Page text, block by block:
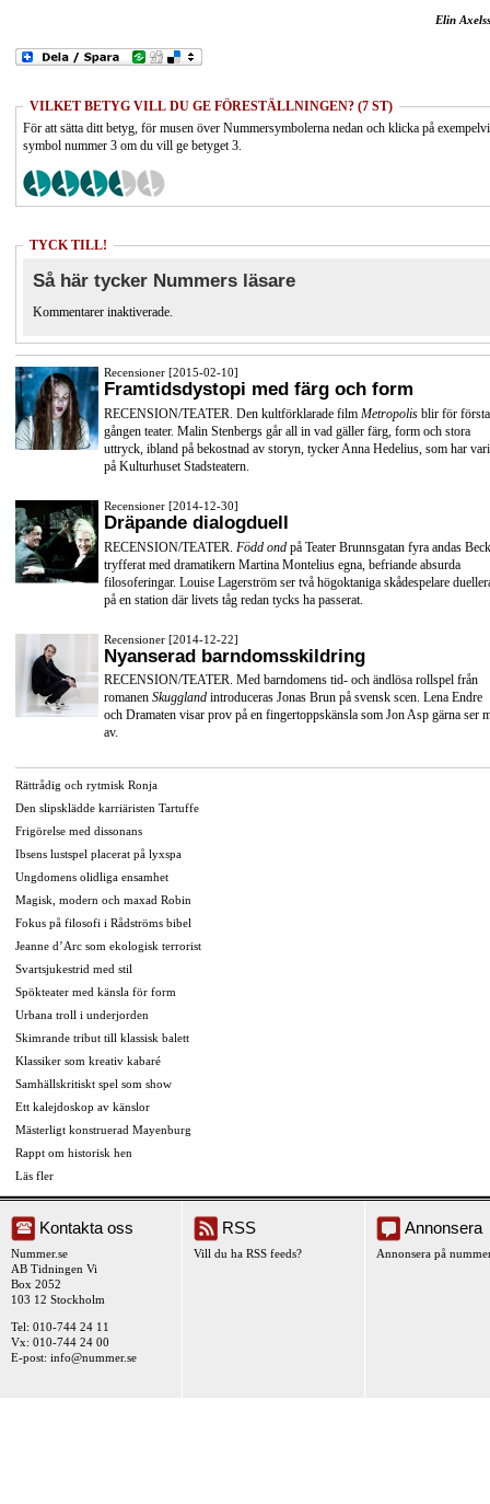
Elin
VILKET BETYG VILL DU GE FÖRESTÄLLNINGEN? (7 ST)
För att sätta ditt betyg, för musen över Nummersymbolerna nedan och klicka på
symbol nummer 3 om du vill ge betyget 3.
TYCK TILL!
Så här tycker Nummers läsare
Kommentarer inaktiverade.
Recensioner [2015-02-10]
Framtidsdystopi med färg och form
RECENSION/TEATER. Den kultförklarade film Metropolis blir för första
gången teater. Malin Stenbergs går all in vad gäller färg, form och stora
uttryck, ibland på bekostnad av storyn, tycker Anna Hedelius, som har
på Kulturhuset Stadsteatern.
Recensioner [2014-12-30]
Dräpande dialogduell
RECENSION/TEATER. Född ond på Teater Brunnsgatan fyra andas
tryfferat med dramatikern Martina Montelius egna, befriande absurda
filosoferingar. Louise Lagerström ser två högoktaniga skådespelare
på en station där livets tåg redan tycks ha passerat.
Recensioner [2014-12-22]
Nyanserad barndomsskildring
RECENSION/TEATER. Med barndomens tid- och ändlösa rollspel från
romanen Skuggland introduceras Jonas Brun på svensk scen. Lena Endre
och Dramaten visar prov på en fingertoppskänsla som Jon Asp gärna ser
av.
Rättrådig och rytmisk Ronja
Den slipsklädde karriäristen Tartuffe
Frigörelse med dissonans
Ibsens lustspel placerat på lyxspa
Ungdomens olidliga ensamhet
Magisk, modern och maxad Robin
Fokus på filosofi i Rådströms bibel
Jeanne d’Arc som ekologisk terrorist
Svartsjukestrid med stil
Spökteater med känsla för form
Urbana troll i underjorden
Skimrande tribut till klassisk balett
Klassiker som kreativ kabaré
Samhällskritiskt spel som show
Ett kalejdoskop av känslor
Mästerligt konstruerad Mayenburg
Rappt om historisk hen
Läs fler
Kontakta oss
Nummer.se
AB Tidningen Vi
Box 2052
103 12 Stockholm
Tel: 010-744 24 11
Vx: 010-744 24 00
E-post: info@nummer.se
RSS
Vill du ha RSS feeds?
Annonsera
Annonsera på